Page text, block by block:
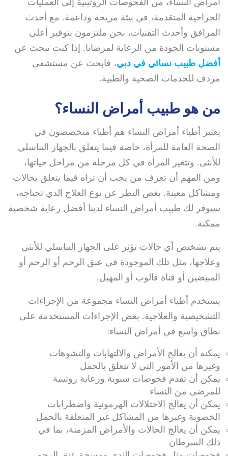
أمراض النساء، من الفحوصات الروتينية إلى العمليات
الجراحية المتقدمة، في بيئة مريحة وداعمة. مع أحدث
المرافق وأحدث التقنيات، نحن ملتزمون بتوفير أعلى
مستويات الجودة من الرعاية لمرضانا. إذا كنت تبحث عن
أفضل طبيب نسائي في دبي، فابحث عن مستشفى
مردف للخدمات الصحية والطبية.
من هو طبيب أمراض النساء؟
يعتبر أطباء أمراض النساء هم أطباء متخصصون في
الصحة العامة للمرأة، خاصة فيما يتعلق بالجهاز التناسلي
للأنثى. وتتغير المرأة في كل مرحلة من مراحل حياتها،
ومن المهم أن تعرف من يجب أن تراه فيما يتعلق بحالات
ومشاكل معينة. بغض النظر عن نوع العلاج الذي تحتاجه،
سيوفر لك طبيب أمراض النساء لدينا أفضل رعاية شخصية
ممكنة.
يتم تشخيص أي حالات تؤثر على الجهاز التناسلي للأنثى
وعلاجها، مثل تلك الموجودة في عنق الرحم أو الرحم أو
المبيضين أو قناة فالوب أو المهبل.
يستخدم أطباء أمراض النساء مجموعة من الإجراءات
التشخيصية والعلاجية. بعض الإجراءات المستخدمة على
نطاق واسع في أمراض النساء:
يمكنه أن يعالج الأمراض والالتهابات والتشوهات
وغيرها من الأمور التي لا تتعلق بالحمل
يمكن أن تقدم فحوصات سنوية ورعاية روتينية
للمرضى من النساء
يمكن أن يعالج الاختلالات الهرمونية واضطرابات
الخصوبة وغيرها من المشاكل غير المتعلقة بالحمل
يمكن أن يعالج الحالات والأمراض المزمنة، بما في
ذلك السرطان